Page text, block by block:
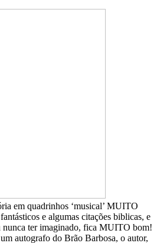
em quadrinhos ‘musical’ MUITO
e algumas citações biblicas, e
nunca ter imaginado, fica MUITO bom!
autografo do Brão Barbosa, o autor,